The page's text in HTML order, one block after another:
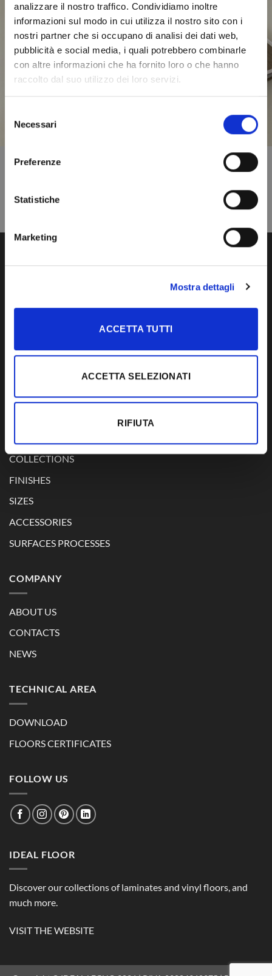
analizzare il nostro traffico. Condividiamo inoltre
informazioni sul modo in cui utilizza il nostro sito con i
nostri partner che si occupano di analisi dei dati web,
pubblicità e social media, i quali potrebbero combinarle
con altre informazioni che ha fornito loro o che hanno
raccolto dal suo utilizzo dei loro servizi.
delNecessari
Preferenze
Statistiche
Marketing
Mostra dettagli
ACCETTA TUTTI
ACCETTA SELEZIONATI
RIFIUTA
Via Dante Alighieri, 24
(Venezia) Italia
Fax +39 041 5158133
COLLECTIONS
FINISHES
SIZES
ACCESSORIES
SURFACES PROCESSES
COMPANY
ABOUT US
CONTACTS
NEWS
TECHNICAL AREA
DOWNLOAD
FLOORS CERTIFICATES
FOLLOW US
IDEAL FLOOR
Discover our collections of laminates and vinyl floors, and
much more.
VISIT THE WEBSITE